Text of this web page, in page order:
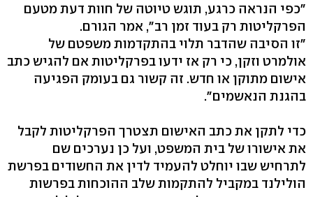
"כפי הנראה כרגע, תוגש טיוטה של חוות דעת מטעם
הפרקליטות רק בעוד זמן רב", אמר הגורם.
"זו הסיבה שהדבר תלוי בהתקדמות משפטם של
אולמרט וזקן, כי רק אז ידעו בפרקליטות אם להגיש כתב
אישום מתוקן או חדש. זה קשור גם בעומק הפגיעה
בהגנת הנאשמים".
כדי לתקן את כתב האישום תצטרך הפרקליטות לקבל
את אישורו של בית המשפט, ועל כן נערכים שם
לתרחיש שבו יוחלט להעמיד לדין את החשודים בפרשת
הולילנד במקביל להתקמות שלב ההוכחות בפרשות